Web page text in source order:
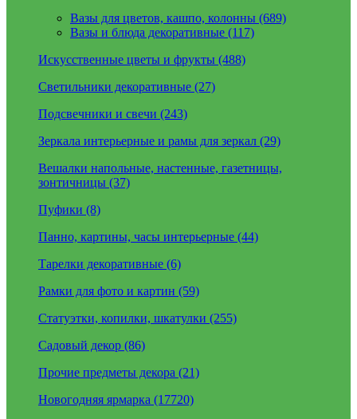
Вазы для цветов, кашпо, колонны (689)
Вазы и блюда декоративные (117)
Искусственные цветы и фрукты (488)
Светильники декоративные (27)
Подсвечники и свечи (243)
Зеркала интерьерные и рамы для зеркал (29)
Вешалки напольные, настенные, газетницы,
зонтичницы (37)
Пуфики (8)
Панно, картины, часы интерьерные (44)
Тарелки декоративные (6)
Рамки для фото и картин (59)
Статуэтки, копилки, шкатулки (255)
Садовый декор (86)
Прочие предметы декора (21)
Новогодняя ярмарка (17720)